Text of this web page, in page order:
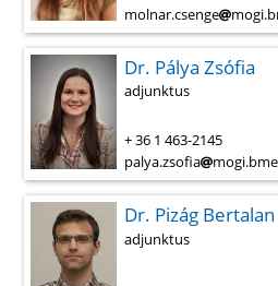
molnar.csenge
Dr. Pálya Zsófia
adjunktus
+ 36 1 463-2145
palya.zsofia
Dr. Pizág Bertalan
adjunktus